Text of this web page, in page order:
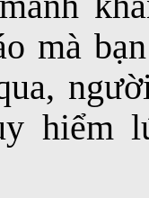
mà
hiểm